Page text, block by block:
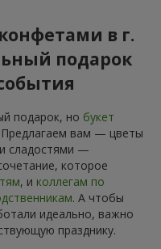
в г.
подарок
подарок, но букет
вам — цветы
сладостями —
которое
, и коллегам по
. А чтобы
идеально, важно
празднику.